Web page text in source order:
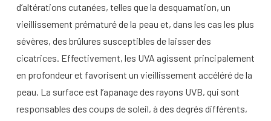
d’altérations cutanées, telles que la desquamation, un
vieillissement prématuré de la peau et, dans les cas les plus
sévères, des brûlures susceptibles de laisser des
cicatrices. Effectivement, les UVA agissent principalement
en profondeur et favorisent un vieillissement accéléré de la
peau. La surface est l’apanage des rayons UVB, qui sont
responsables des coups de soleil, à des degrés différents,